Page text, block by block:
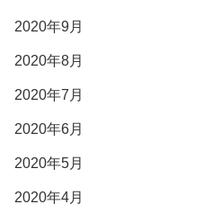
2020年9月
2020年8月
2020年7月
2020年6月
2020年5月
2020年4月